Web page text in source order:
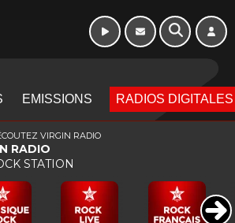
EMISSIONS RADIOS DIGITALES
VIRGIN RADIO
RADIO
STATION
Week-end de 06h
à 12h